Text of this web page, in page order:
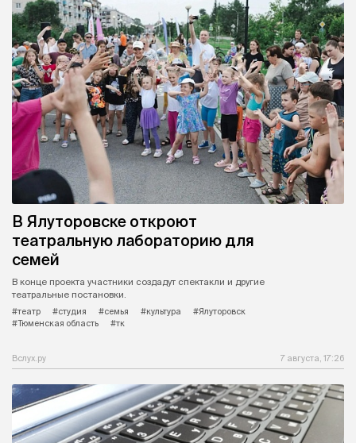
В Ялуторовске откроют
театральную лабораторию для
семей
В конце проекта участники создадут спектакли и другие
театральные постановки.
#театр
#студия #семья #культура
#Ялуторовск
#Тюменская область
#тк
Вслух.ру 7 августа, 17:26